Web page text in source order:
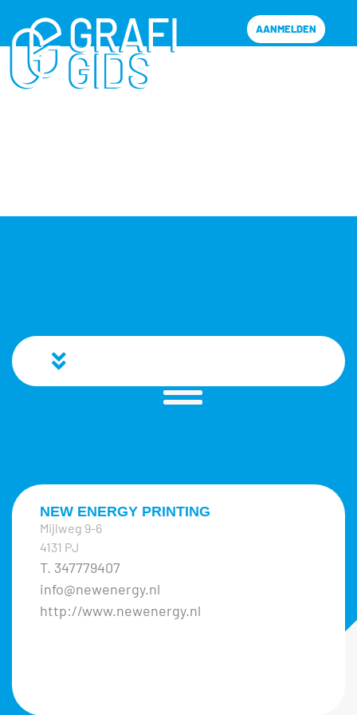
AANMELDEN
NEW ENERGY PRINTING
Mijlweg 9-6
4131 PJ
T. 347779407
info@newenergy.nl
http://www.newenergy.nl